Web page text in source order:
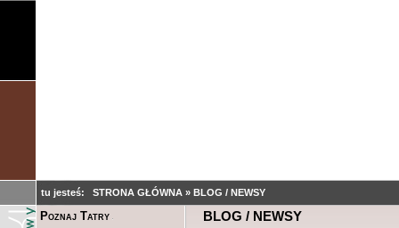
tu jesteś: STRONA GŁÓWNA » BLOG / NEWSY
Poznaj Tatry BLOG / NEWSY